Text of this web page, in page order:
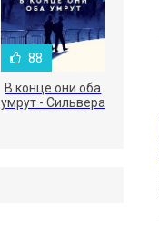
88
В конце они оба
умрут - Сильвера
Адам